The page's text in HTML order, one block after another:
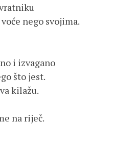
nego svojima.
i izvagano
što jest.
kilažu.
na riječ.